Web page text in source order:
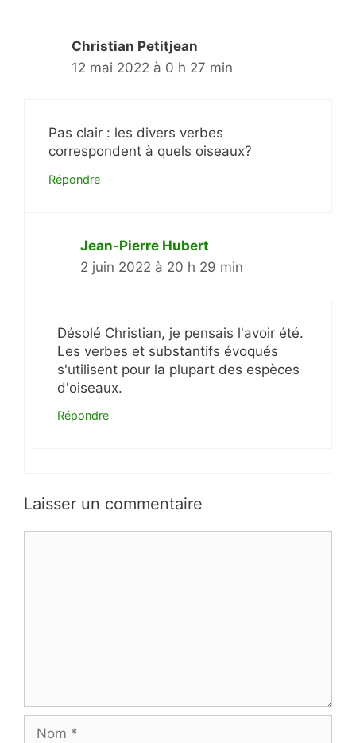
Christian Petitjean
12 mai 2022 à 0 h 27 min
Pas clair : les divers verbes
correspondent à quels oiseaux?
Répondre
Jean-Pierre Hubert
2 juin 2022 à 20 h 29 min
Désolé Christian, je pensais l'avoir été.
Les verbes et substantifs évoqués
s'utilisent pour la plupart des espèces
d'oiseaux.
Répondre
Laisser un commentaire